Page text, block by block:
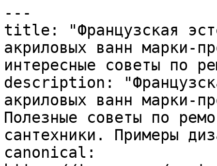
---
title: "Французская
акриловых ванн марки-
интересные советы по
description:
акриловых ванн марки-
Полезные советы по
сантехники. Примеры
canonical: